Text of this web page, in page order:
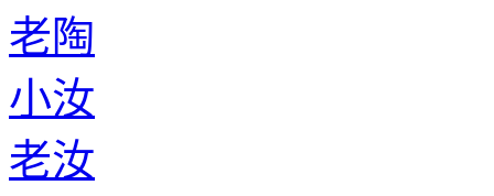
老陶
小汝
老汝